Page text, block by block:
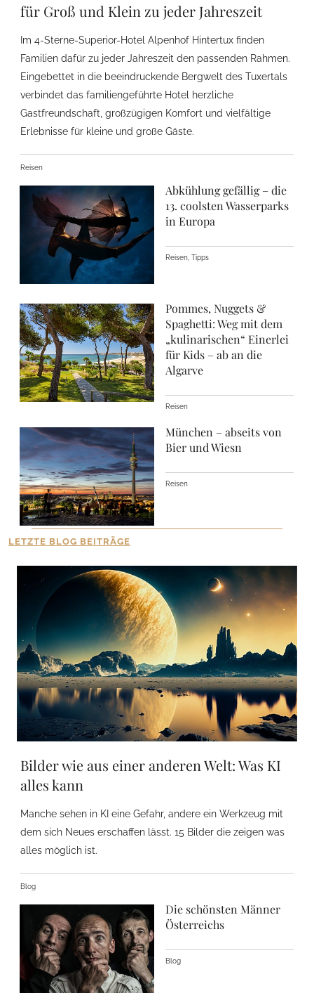
für Groß und Klein zu jeder Jahreszeit
Im 4-Sterne-Superior-Hotel Alpenhof Hintertux finden
Familien dafür zu jeder Jahreszeit den passenden Rahmen.
Eingebettet in die beeindruckende Bergwelt des Tuxertals
verbindet das familiengeführte Hotel herzliche
Gastfreundschaft, großzügigen Komfort und vielfältige
Erlebnisse für kleine und große Gäste.
Reisen
Abkühlung gefällig – die
13. coolsten Wasserparks
in Europa
Reisen, Tipps
Pommes, Nuggets &
Spaghetti: Weg mit dem
„kulinarischen“ Einerlei
für Kids – ab an die
Algarve
Reisen
München – abseits von
Bier und Wiesn
Reisen
LETZTE BLOG BEITRÄGE
Bilder wie aus einer anderen Welt: Was KI
alles kann
Manche sehen in KI eine Gefahr, andere ein Werkzeug mit
dem sich Neues erschaffen lässt. 15 Bilder die zeigen was
alles möglich ist.
Blog
Die schönsten Männer
Österreichs
Blog